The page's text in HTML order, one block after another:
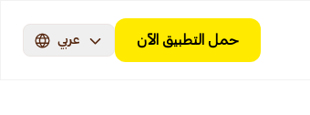
حمل التطبيق الآن عربي